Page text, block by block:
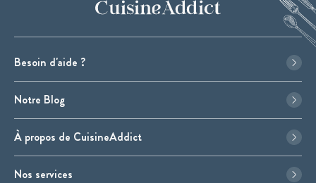
Besoin d'aide ?
Notre Blog
À propos de CuisineAddict
Nos services